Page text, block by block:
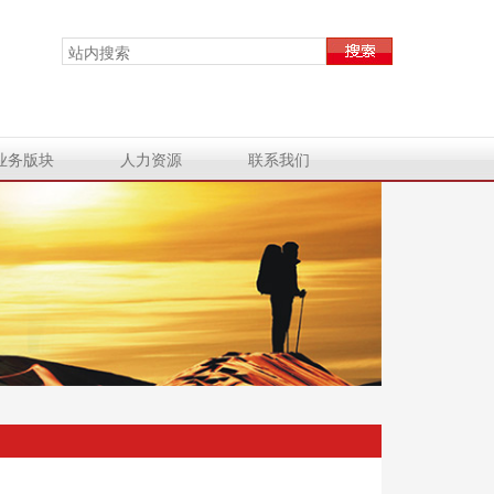
务版块 人力资源 联系我们